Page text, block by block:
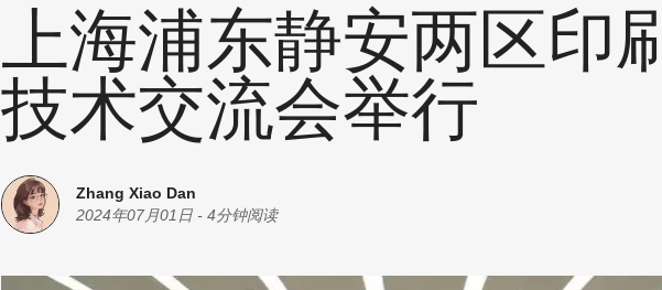
商机 油墨 丝印
其他
上海浦东静安两区印
技术交流会举行
Zhang Xiao Dan
2024年07月01日- 4分钟阅读